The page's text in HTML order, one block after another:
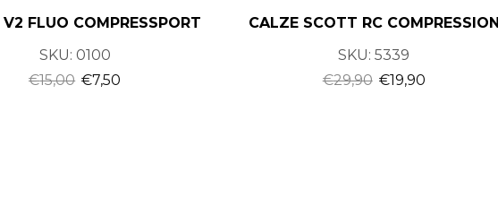
FLUO COMPRESSPORT
SKU: 0100
€15,00 €7,50
CALZE SCOTT RC COMPRESSION
SKU:5339
€29,90 €19,90